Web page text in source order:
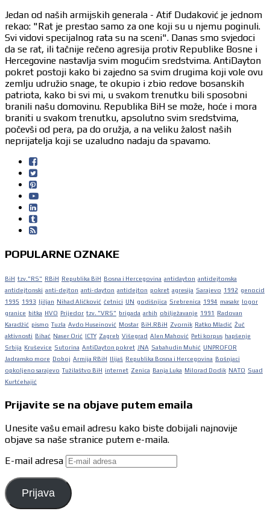
Jedan od naših armijskih generala - Atif Dudaković je jednom
rekao: "Rat je prestao samo za one koji su u njemu poginuli.
Svi vidovi specijalnog rata su na sceni". Danas smo svjedoci
da se rat, ili tačnije rečeno agresija protiv Republike Bosne i
Hercegovine nastavlja svim mogućim sredstvima. AntiDayton
pokret postoji kako bi zajedno sa svim drugima koji vole ovu
zemlju udružio snage, te okupio i zbio redove bosanskih
patriota, kako bi svi mi, u svakom trenutku bili sposobni
branili našu domovinu. Republika BiH se može, hoće i mora
braniti u svakom trenutku, apsolutno svim sredstvima,
počevši od pera, pa do oružja, a na veliku žalost naših
neprijatelja koji se uzaludno nadaju da spavamo.
POPULARNE OZNAKE
BiH tzv."RS" RBiH Republika BiH Bosna i Hercegovina antidayton antidejtonska
antidejtonski anti-dejton anti-dayton antidejton pokret agresija Sarajevo 1992 genocid
1995 1993 ljiljan Nihad Aličković četnici UN godišnjica Srebrenica 1994 masakr logor
granice bitka HVO Prijedor tzv. "VRS" brigada arbih obilježavanje 1991
Radovan
Karadžić pismo Tuzla Avdo Huseinović Mostar BiH.RBiH Zvornik Ratko Mladić Žuč
aktivnosti Bihać Naser Orić ICTY Zagreb Višegrad Alen Mahović Peti korpus hapšenje
Srbija Kruševice Sutorina AntiDayton pokret JNA Sabahudin Muhić UNPROFOR
Jadransko more Doboj Armija RBiH Ilijaš Republika Bosna i Hercegovina Bošnjaci
opkoljeno sarajevo Tužilaštvo BiH internet Zenica Banja Luka Milorad Dodik NATO Suad
Kurtćehajić
Prijavite se na objave putem emaila
Unesite vašu email adresu kako biste dobijali najnovije
objave sa naše stranice putem e-maila.
E-mail adresa
Prijava